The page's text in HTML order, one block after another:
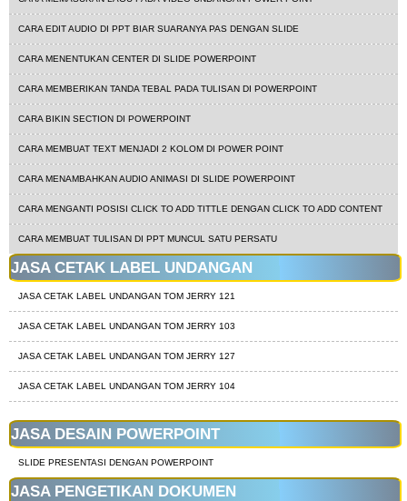
CARA EDIT AUDIO DI PPT BIAR SUARANYA PAS DENGAN SLIDE
CARA MENENTUKAN CENTER DI SLIDE POWERPOINT
CARA MEMBERIKAN TANDA TEBAL PADA TULISAN DI POWERPOINT
CARA BIKIN SECTION DI POWERPOINT
CARA MEMBUAT TEXT MENJADI 2 KOLOM DI POWER POINT
CARA MENAMBAHKAN AUDIO ANIMASI DI SLIDE POWERPOINT
CARA MENGANTI POSISI CLICK TO ADD TITTLE DENGAN CLICK TO ADD CONTENT
CARA MEMBUAT TULISAN DI PPT MUNCUL SATU PERSATU
JASA CETAK LABEL UNDANGAN
JASA CETAK LABEL UNDANGAN TOM JERRY 121
JASA CETAK LABEL UNDANGAN TOM JERRY 103
JASA CETAK LABEL UNDANGAN TOM JERRY 127
JASA CETAK LABEL UNDANGAN TOM JERRY 104
JASA DESAIN POWERPOINT
SLIDE PRESENTASI DENGAN POWERPOINT
JASA PENGETIKAN DOKUMEN